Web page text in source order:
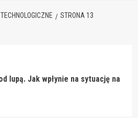
TECHNOLOGICZNE STRONA 13
lupą. Jak wpłynie na sytuację na